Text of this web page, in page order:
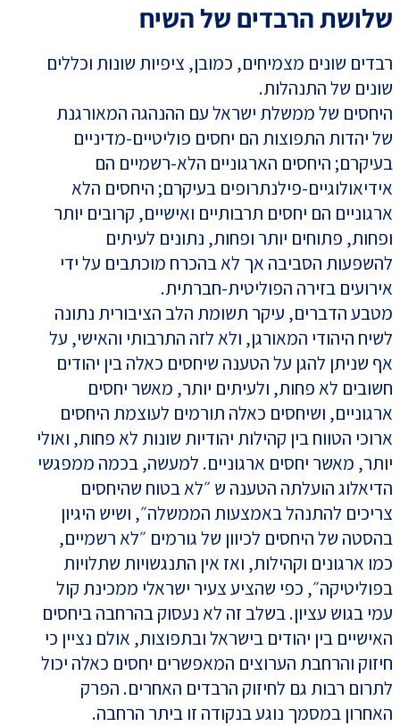
שלושת הרבדים של השיח
רבדים שונים מצמיחים, כמובן, ציפיות שונות וכללים
שונים של התנהלות.
היחסים של ממשלת ישראל עם ההנהגה המאורגנת
של יהדות התפוצות הם יחסים פוליטיים-מדיניים
בעיקרם; היחסים הארגוניים הלא-רשמיים הם
אידיאולוגיים-פילנתרופים בעיקרם; היחסים הלא
ארגוניים הם יחסים תרבותיים ואישיים, קרובים יותר
ופחות, פתוחים יותר ופחות, נתונים לעיתים
להשפעות הסביבה אך לא בהכרח מוכתבים על ידי
אירועים בזירה הפוליטית-חברתית.
מטבע הדברים, עיקר תשומת הלב הציבורית נתונה
לשיח היהודי המאורגן, ולא לזה התרבותי והאישי, על
אף שניתן להגן על הטענה שיחסים כאלה בין יהודים
חשובים לא פחות, ולעיתים יותר, מאשר יחסים
ארגוניים, ושיחסים כאלה תורמים לעוצמת היחסים
ארוכי הטווח בין קהילות יהודיות שונות לא פחות, ואולי
יותר, מאשר יחסים ארגוניים. למעשה, בכמה ממפגשי
הדיאלוג הועלתה הטענה ש ״לא בטוח שהיחסים
צריכים להתנהל באמצעות הממשלה״, ושיש היגיון
בהסטה של היחסים לכיוון של גורמים ״לא רשמיים,
כמו ארגונים וקהילות, ואז אין התנגשויות שתלויות
בפוליטיקה״, כפי שהציע צעיר ישראלי ממכינת קול
עמי בגוש עציון. בשלב זה לא נעסוק בהרחבה ביחסים
האישיים בין יהודים בישראל ובתפוצות, אולם נציין כי
חיזוק והרחבת הערוצים המאפשרים יחסים כאלה יכול
לתרום רבות גם לחיזוק הרבדים האחרים. הפרק
האחרון במסמך נוגע בנקודה זו ביתר הרחבה.